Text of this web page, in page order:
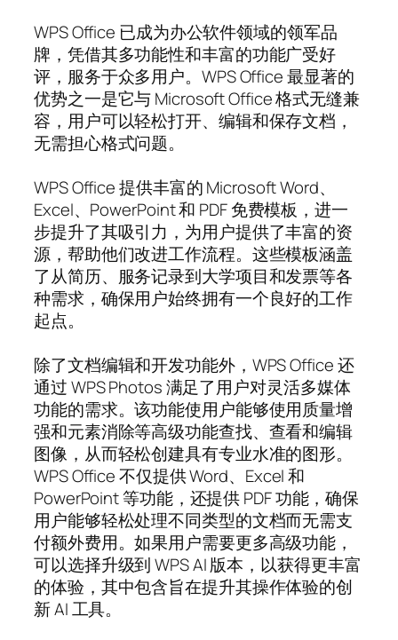
WPS Office 已成为办公软件领域的领军品
牌，凭借其多功能性和丰富的功能广受好
评，服务于众多用户。WPS Office 最显著的
优势之一是它与 Microsoft Office 格式无缝兼
容，用户可以轻松打开、编辑和保存文档，
无需担心格式问题。
WPS Office 提供丰富的 Microsoft Word、
Excel、PowerPoint 和 PDF 免费模板，进一
步提升了其吸引力，为用户提供了丰富的资
源，帮助他们改进工作流程。这些模板涵盖
了从简历、服务记录到大学项目和发票等各
种需求，确保用户始终拥有一个良好的工作
起点。
除了文档编辑和开发功能外，WPS Office 还
通过 WPS Photos 满足了用户对灵活多媒体
功能的需求。该功能使用户能够使用质量增
强和元素消除等高级功能查找、查看和编辑
图像，从而轻松创建具有专业水准的图形。
WPS Office 不仅提供 Word、Excel 和
PowerPoint 等功能，还提供 PDF 功能，确保
用户能够轻松处理不同类型的文档而无需支
付额外费用。如果用户需要更多高级功能，
可以选择升级到 WPS AI 版本，以获得更丰富
的体验，其中包含旨在提升其操作体验的创
新 AI 工具。